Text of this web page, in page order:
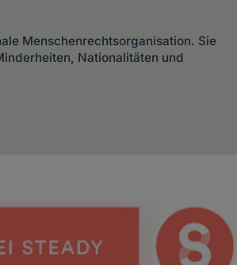
Menschenrechtsorganisation. Sie
Nationalitäten und